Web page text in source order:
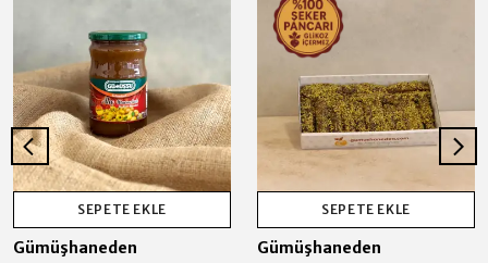
SEPETE EKLE
Gümüşhaneden
SEPETE EKLE
Gümüşhaneden